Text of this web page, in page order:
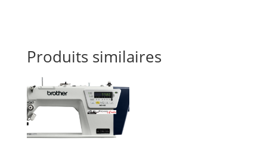
Produits similaires